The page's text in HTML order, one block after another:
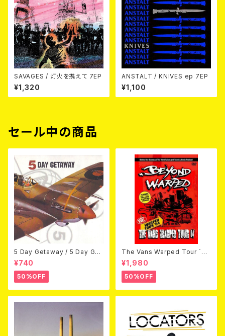
SAVAGES / 灯火を携えて 7EP
¥1,320
ANSTALT / KNIVES ep 7EP
¥1,100
セール中の商品
5 Day Getaway / 5 Day Get
away (CDEP)
¥740
50%OFF
The Vans Warped Tour `04
Beyond Warped (国内盤DV
D)
¥1,980
50%OFF